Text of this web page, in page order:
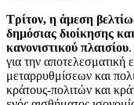
Τρίτον, η άμεση
δημόσιας διοίκησης
κανονιστικού πλαισίου
για την
μεταρρυθμίσεων και
κράτους-πολιτών και